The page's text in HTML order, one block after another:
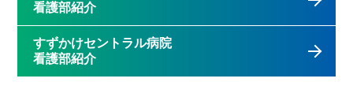
看護部紹介
すずかけセントラル病院
看護部紹介